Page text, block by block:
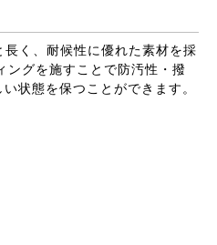
く、耐候性に優れた素材を採
ングを施すことで防汚性・撥
状態を保つことができます。